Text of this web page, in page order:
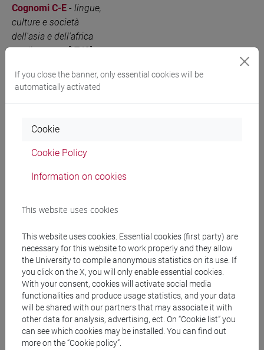
Cognomi C-E - lingue,
culture e società
dell'asia e dell'africa
mediterranea [LT40]
JAPANESE 2 MOD.2B
LANGUAGE PRACTICE
Cognomi F-L-lingue,
dell'asia e dell'africa
VENEZIA 0 out of 18
JAPANESE 2 MOD.2B
culture e società
mediterranea [LT40]
JAPANESE 2 MOD.2B
LANGUAGE PRACTICE
Cognomi Q-Z- lingue,
culture e società
dell'asia e dell'africa
mediterranea [LT40]
VENEZIA 0 out of 18 LT005N
If you close the banner, only essential cookies will be
automatically activated
Cookie
Cookie Policy
Information on cookies
This website uses cookies
This website uses cookies. Essential cookies (first party) are
necessary for this website to work properly and they allow
the University to compile anonymous statistics on its use. If
you click on the X, you will only enable essential cookies.
With your consent, cookies will activate social media
functionalities and produce usage statistics, and your data
will be shared with our partners that may associate it with
other data for analysis, advertising, ect. On “Cookie list” you
can see which cookies may be installed. You can find out
more on the “Cookie policy”.